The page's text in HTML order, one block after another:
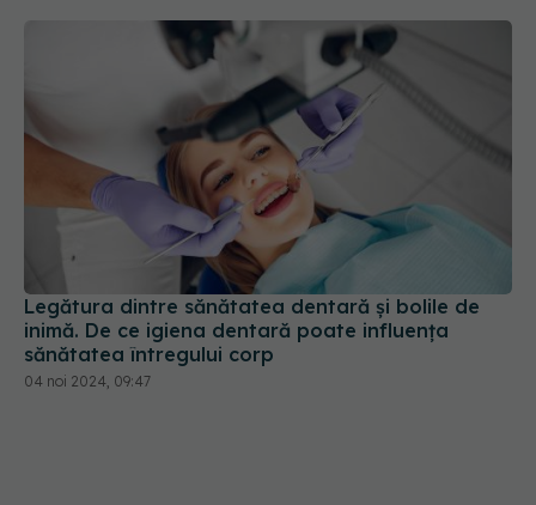
Legătura dintre sănătatea dentară și bolile de
inimă. De ce igiena dentară poate influența
sănătatea întregului corp
04 noi 2024, 09:47